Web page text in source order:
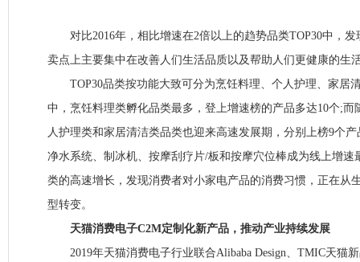
对比2016年，相比增速在2倍以上的趋势品类TOP30中，发
卖点上主要集中在改善人们生活品质以及帮助人们更健康的生
TOP30品类按功能大致可分为烹饪料理、个人护理、家居
中，烹饪料理类孵化品类最多，登上增速榜的产品多达10个;而
人护理类和家居清洁类品类也迎来高速发展期，分别上榜9个
净水系统、制冰机、按摩刮疗片/板和按摩穴位棒成为线上增速
类的高速增长，发现消费者对小家电产品的消费习惯，正在从
型转变。
天猫消费电子C2M定制化新产品，推动产业持续发展
2019年天猫消费电子行业联合Alibaba Design、TMIC天猫